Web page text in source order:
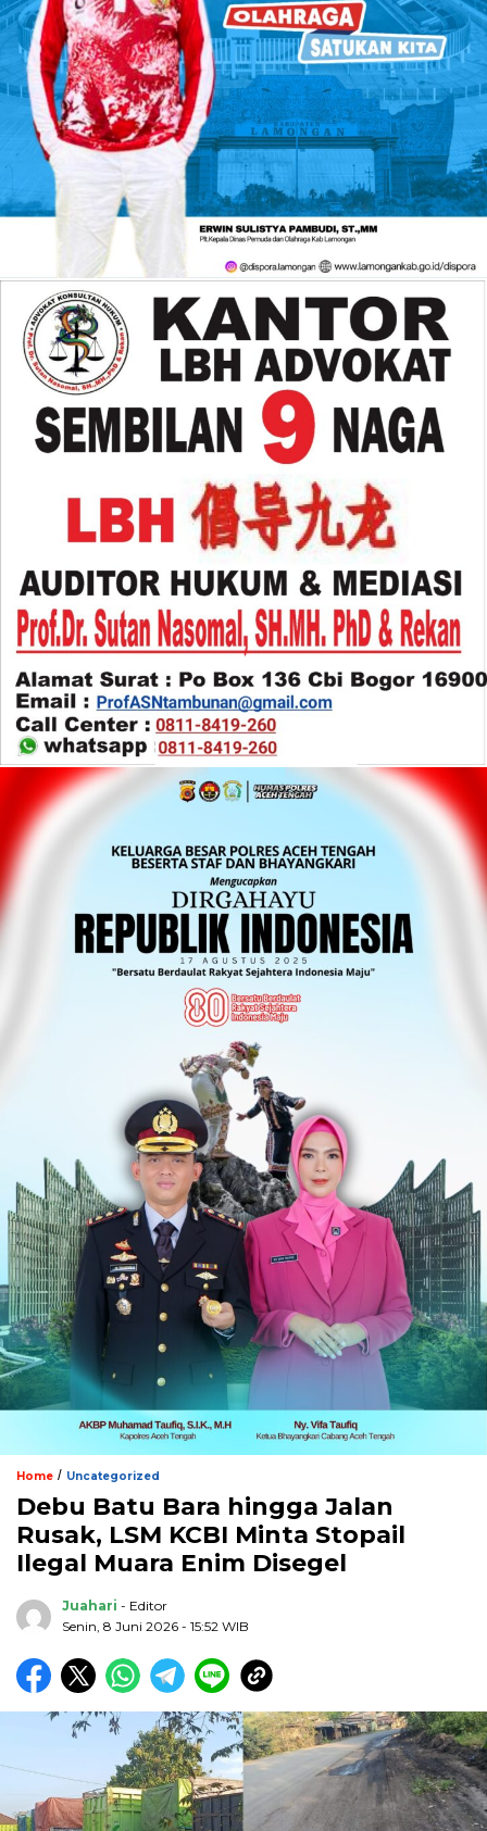
Home / Uncategorized
Debu Batu Bara hingga Jalan
Rusak, LSM KCBI Minta Stopail
Ilegal Muara Enim Disegel
Juahari - Editor
Senin, 8 Juni 2026 - 15:52 WIB